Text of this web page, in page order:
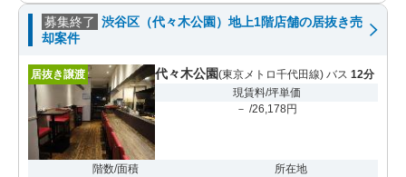
募集終了 渋谷区（代々木公園）地上1階店舗の居抜き売
却案件
居抜き譲渡 代々木公園(東京メトロ千代田線) バス 12分
現賃料/坪単価
－ /26,178円
階数/面積
所在地